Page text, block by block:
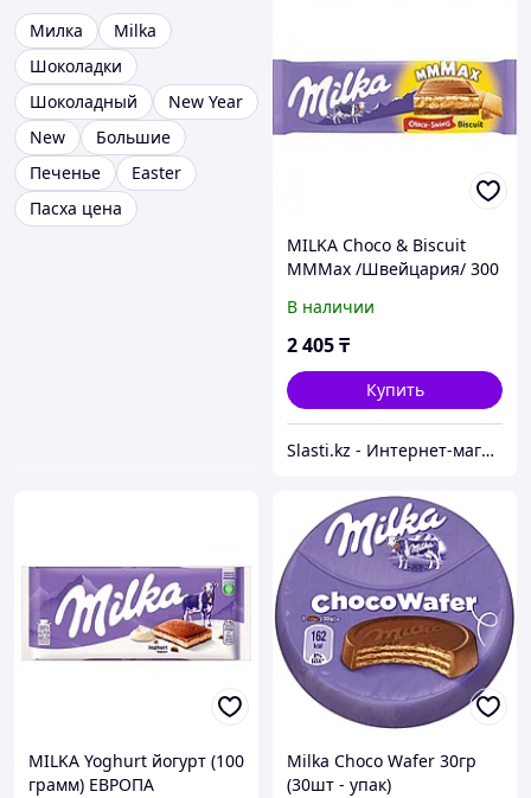
Милка
Milka
Шоколадки
Шоколадный
New Year
New
Большие
Печенье
Easter
Пасха цена
MILKA Choco & Biscuit
MMMax /Швейцария/ 300
В наличии
2 405₸
Купить
Slasti.kz - Интернет-магазин сладостей
MILKA Yoghurt йогурт (100
грамм) ЕВРОПА
Milka Choco Wafer 30гр
(30шт - упак)